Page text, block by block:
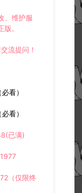
、维护服
。
流提问！
看）
看）
已满)
（仅限终